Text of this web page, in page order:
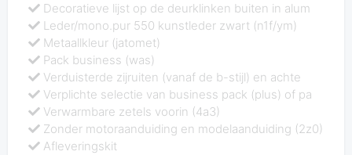
Decoratieve lijst op de deurklinken buiten in alum
Leder/mono.pur 550 kunstleder zwart (n1f/ym)
Metaallkleur (jatomet)
Pack business (was)
Verduisterde zijruiten (vanaf de b-stijl) en achte
Verplichte selectie van business pack (plus) of pa
Verwarmbare zetels voorin (4a3)
Zonder motoraanduiding en modelaanduiding (2z0)
Afleveringskit